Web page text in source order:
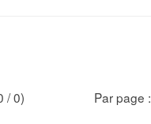
/ 0) Par page :